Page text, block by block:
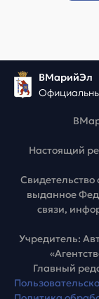
ВМарийЭл
Настоящий
выданное
связи,
Учредитель:
Главный